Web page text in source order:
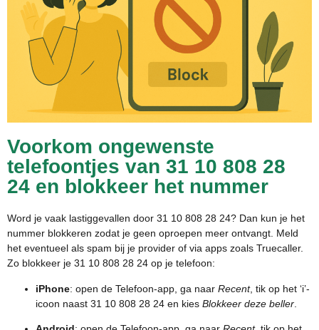
Voorkom ongewenste
telefoontjes van 31 10 808 28
24 en blokkeer het nummer
Word je vaak lastiggevallen door 31 10 808 28 24? Dan kun je het
nummer blokkeren zodat je geen oproepen meer ontvangt. Meld
het eventueel als spam bij je provider of via apps zoals Truecaller.
Zo blokkeer je 31 10 808 28 24 op je telefoon:
iPhone: open de Telefoon-app, ga naar Recent, tik op het ‘i’-
icoon naast 31 10 808 28 24 en kies Blokkeer deze beller